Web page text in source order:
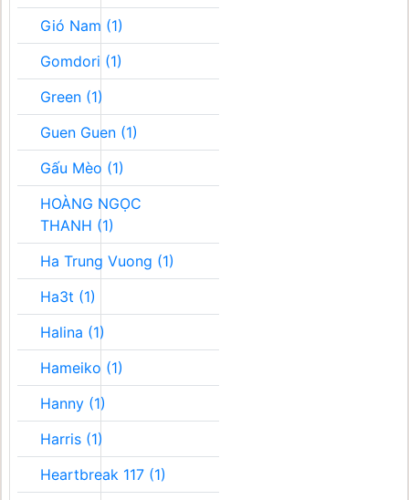
Gió Nam (1)
Gomdori (1)
Green (1)
Guen Guen (1)
Gấu Mèo (1)
HOÀNG NGỌC
THANH (1)
Ha Trung Vuong (1)
Ha3t (1)
Halina (1)
Hameiko (1)
Hanny (1)
Harris (1)
Heartbreak 117 (1)